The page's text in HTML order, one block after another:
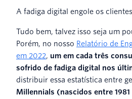
A fadiga digital engole os
Tudo bem, talvez isso seja um
Porém, no nosso Relatório de
em 2022, um em cada três
sofrido de fadiga digital nos
distribuir essa estatística entre
Millennials (nascidos entre 1981